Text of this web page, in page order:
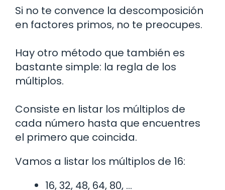
Si no te convence la descomposición
en factores primos, no te preocupes.
Hay otro método que también es
bastante simple: la regla de los
múltiplos.
Consiste en listar los múltiplos de
cada número hasta que encuentres
el primero que coincida.
Vamos a listar los múltiplos de 16:
16, 32, 48, 64, 80, …